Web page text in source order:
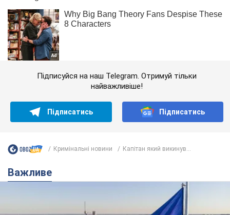
Підписуйся на наш Telegram. Отримуй тільки
найважливіше!
Підписатись Підписатись
Кримінальні новини Капітан який викинув...
Важливе